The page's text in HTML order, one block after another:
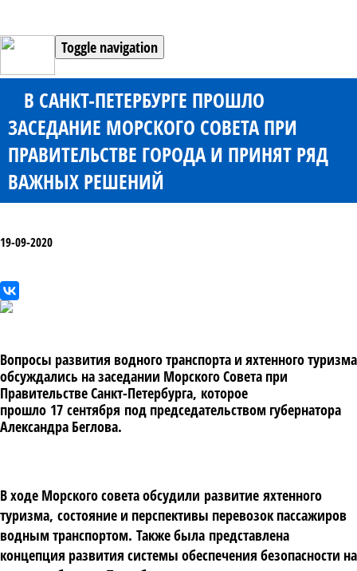
Toggle navigation
В САНКТ-ПЕТЕРБУРГЕ ПРОШЛО
ЗАСЕДАНИЕ МОРСКОГО СОВЕТА ПРИ
ПРАВИТЕЛЬСТВЕ ГОРОДА И ПРИНЯТ РЯД
ВАЖНЫХ РЕШЕНИЙ
19-09-2020
Вопросы развития водного транспорта и яхтенного туризма
обсуждались на заседании Морского Совета при
Правительстве Санкт-Петербурга, которое
прошло 17 сентября под председательством губернатора
Александра Беглова.
В ходе Морского совета обсудили развитие яхтенного
туризма, состояние и перспективы перевозок пассажиров
водным транспортом. Также была представлена
концепция развития системы обеспечения безопасности на